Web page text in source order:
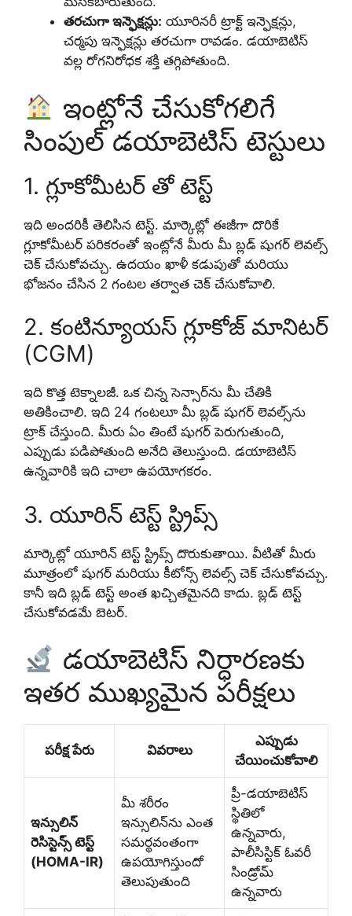
తరచుగా ఇన్ఫెక్షన్లు: యూరినరీ ట్రాక్ట్ ఇన్ఫెక్షన్లు,
చర్మపు ఇన్ఫెక్షన్లు తరచుగా రావడం. డయాబెటిస్
వల్ల రోగనిరోధక శక్తి తగ్గిపోతుంది.
ఇంట్లోనే చేసుకోగలిగే
సింపుల్ డయాబెటిస్ టెస్టులు
1. గ్లూకోమీటర్ తో టెస్ట్
ఇది అందరికీ తెలిసిన టెస్ట్. మార్కెట్లో ఈజీగా దొరికే
గ్లూకోమీటర్ పరికరంతో ఇంట్లోనే మీరు మీ బ్లడ్ షుగర్ లెవల్స్
చెక్ చేసుకోవచ్చు. ఉదయం ఖాళీ కడుపుతో మరియు
భోజనం చేసిన 2 గంటల తర్వాత చెక్ చేసుకోవాలి.
2. కంటిన్యూయస్ గ్లూకోజ్ మానిటర్
(CGM)
ఇది కొత్త టెక్నాలజీ. ఒక చిన్న సెన్సార్‌ను మీ చేతికి
అతికించాలి. ఇది 24 గంటలూ మీ బ్లడ్ షుగర్ లెవల్స్‌ను
ట్రాక్ చేస్తుంది. మీరు ఏం తింటే షుగర్ పెరుగుతుంది,
ఎప్పుడు పడిపోతుంది అనేది తెలుస్తుంది. డయాబెటిస్
ఉన్నవారికి ఇది చాలా ఉపయోగకరం.
3. యూరిన్ టెస్ట్ స్ట్రిప్స్
మార్కెట్లో యూరిన్ టెస్ట్ స్ట్రిప్స్ దొరుకుతాయి. వీటితో మీరు
మూత్రంలో షుగర్ మరియు కీటోన్స్ లెవల్స్ చెక్ చేసుకోవచ్చు.
కానీ ఇది బ్లడ్ టెస్ట్ అంత ఖచ్చితమైనది కాదు. బ్లడ్ టెస్ట్
చేసుకోవడమే బెటర్.
డయాబెటిస్ నిర్ధారణకు
ఇతర ముఖ్యమైన పరీక్షలు
పరీక్ష పేరు వివరాలు
ఎప్పుడు
చేయించుకోవాలి
ఇన్సులిన్
రెసిస్టెన్స్ టెస్ట్
(HOMA-IR)
మీ శరీరం
ఇన్సులిన్‌ను ఎంత
సమర్థవంతంగా
ఉపయోగిస్తుందో
తెలుపుతుంది
ప్రీ-డయాబెటిస్
స్థితిలో
ఉన్నవారు,
పాలీసిస్టిక్ ఓవరీ
సిండ్రోమ్
ఉన్నవారు